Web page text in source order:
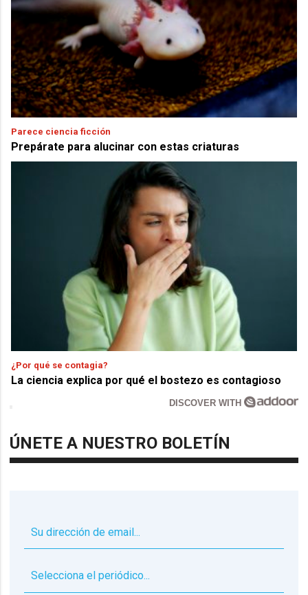
Parece ciencia ficción
Prepárate para alucinar con estas criaturas
¿Por qué se contagia?
La ciencia explica por qué el bostezo es contagioso
DISCOVER WITH
ÚNETE A NUESTRO BOLETÍN